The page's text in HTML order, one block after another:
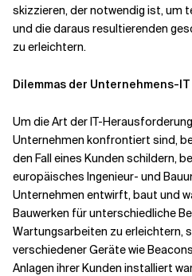
Verwandte Themen
skizzieren, der notwendig ist, um
und die daraus resultierenden
zu erleichtern.
Dilemmas der Unternehmens-IT
Um die Art der IT-
Unternehmen konfrontiert sind,
den Fall eines Kunden schildern,
europäisches Ingenieur- und
Unternehmen entwirft, baut und
Bauwerken für unterschiedliche
Wartungsarbeiten zu erleichtern,
verschiedener Geräte wie
Anlagen ihrer Kunden installiert